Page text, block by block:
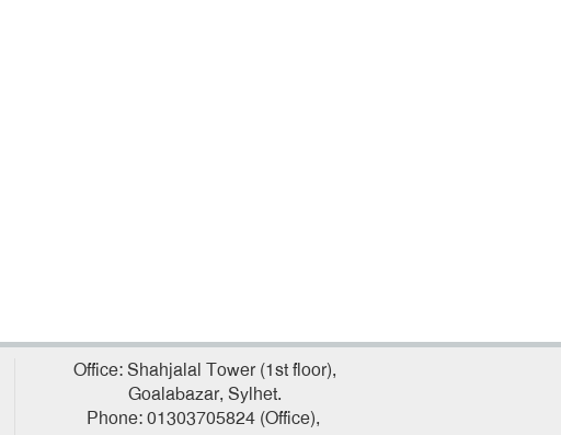
Office: Shahjalal Tower (1st floor),
Goalabazar, Sylhet.
Phone: 01303705824 (Office),